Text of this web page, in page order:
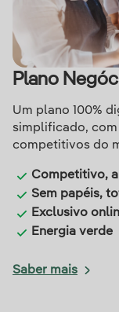
Plano
Um plano 100%
simplificado,
competitivos do
Competitivo,
Sem papéis,
Exclusivo
Energia verde
Saber mais